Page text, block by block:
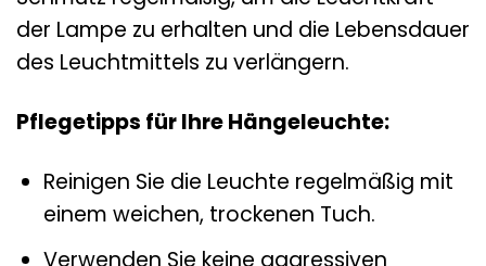
der Lampe zu erhalten und die Lebensdauer
des Leuchtmittels zu verlängern.
Pflegetipps für Ihre Hängeleuchte:
Reinigen Sie die Leuchte regelmäßig mit
einem weichen, trockenen Tuch.
Verwenden Sie keine aggressiven